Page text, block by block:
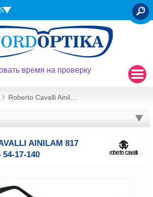
время на проверку
Roberto Cavalli Ainilam 817 005 54-17-140
AINILAM 817
54-17-140